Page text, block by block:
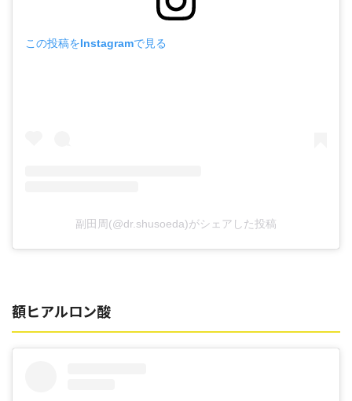
この投稿をInstagramで見る
副田周(@dr.shusoeda)がシェアした投稿
額ヒアルロン酸